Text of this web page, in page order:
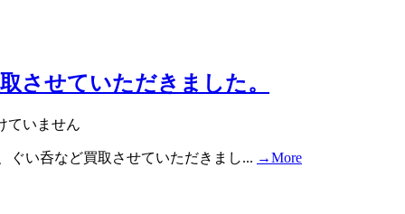
させていただきました。
ていません
ぐい呑など買取させていただきまし... →More